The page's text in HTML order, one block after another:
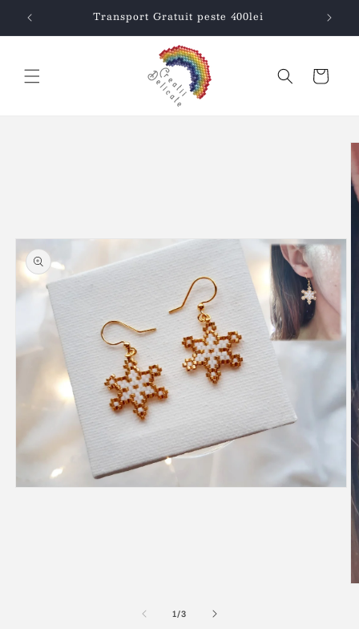
Salt la
conținut
Transport Gratuit peste 400lei
Coș
1/din
3